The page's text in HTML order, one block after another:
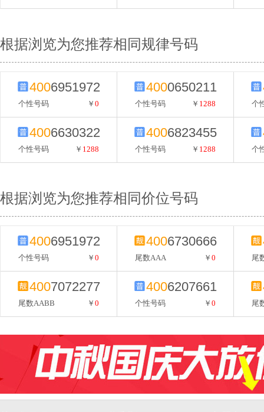
根据浏览为您推荐相同规律号码
4006951972
个性号码 ￥0
4000650211
个性号码 ￥ 1288 个
4006630322
个性号码 ￥ 1288
4006823455
个性号码 ￥ 1288 个
根据浏览为您推荐相同价位号码
4006951972
个性号码 ￥0
4006730666
尾数AAA ￥0 尾
4007072277
尾数AABB ￥0
4006207661
个性号码 ￥0 尾